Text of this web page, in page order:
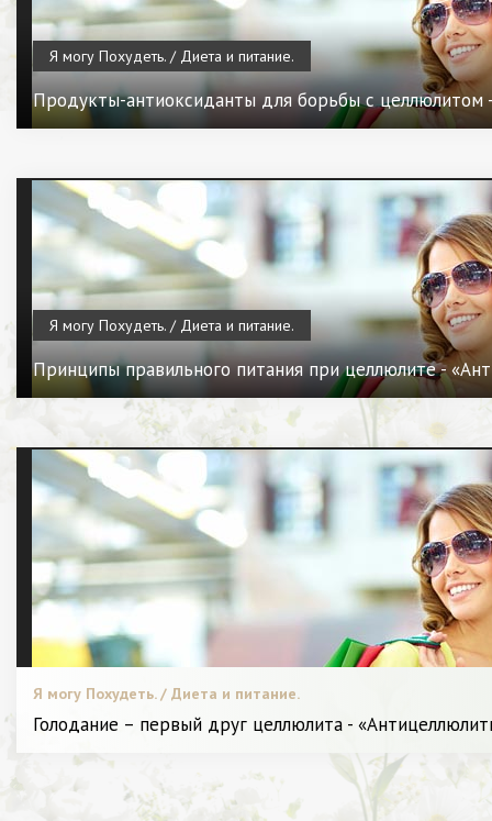
Я могу Похудеть. / Диета и питание.
Продукты-антиоксиданты для борьбы с целлюлитом
Я могу Похудеть. / Диета и питание.
Принципы правильного питания при целлюлите -
Я могу Похудеть. / Диета и питание.
Голодание – первый друг целлюлита -